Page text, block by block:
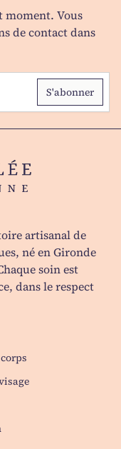
moment. Vous
de contact dans
artisanal de
né en Gironde
soin est
dans le respect